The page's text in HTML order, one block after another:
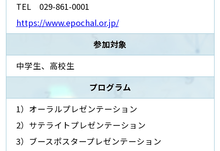
TEL 029-861-0001
https://www.epochal.or.jp/
参加対象
中学生、高校生
プログラム
1）オーラルプレゼンテーション
2）サテライトプレゼンテーション
3）ブースポスタープレゼンテーション